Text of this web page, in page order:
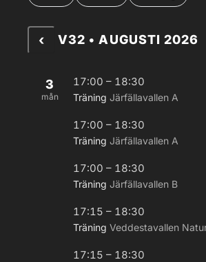
‹ V32 • AUGUSTI 2026
3
mån
17:00 – 18:30
Träning Järfällavallen A
17:00 – 18:30
Träning Järfällavallen A
17:00 – 18:30
Träning Järfällavallen B
17:15 – 18:30
Träning Veddestavallen
17:15 – 18:30